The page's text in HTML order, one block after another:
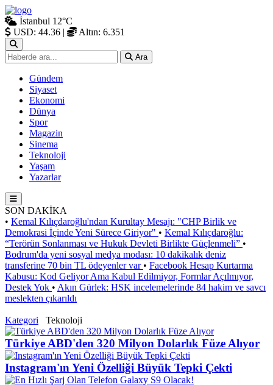
İstanbul 12°C
USD: 44.36 | Altın: 6.351
Ara
Gündem
Siyaset
Ekonomi
Dünya
Spor
Magazin
Sinema
Teknoloji
Yaşam
Yazarlar
SON DAKİKA
• Kemal Kılıçdaroğlu'ndan Kurultay Mesajı: "CHP Birlik ve
Demokrasi İçinde Yeni Sürece Giriyor" • Kemal Kılıçdaroğlu:
“Terörün Sonlanması ve Hukuk Devleti Birlikte Güçlenmeli” •
Bodrum'da yeni sosyal medya modası: 10 dakikalık deniz
transferine 70 bin TL ödeyenler var • Facebook Hesap Kurtarma
Kabusu: Kod Geliyor Ama Kabul Edilmiyor, Formlar Açılmıyor,
Destek Yok • Akın Gürlek: HSK incelemelerinde 84 hakim ve savcı
meslekten çıkarıldı
Kategori Teknoloji
Türkiye ABD'den 320 Milyon Dolarlık Füze Alıyor
Instagram'ın Yeni Özelliği Büyük Tepki Çekti